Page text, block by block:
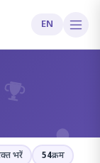
EN
भरें 54क्रम